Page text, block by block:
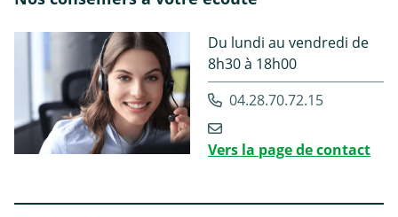
Du lundi au vendredi de
8h30 à 18h00
04.28.70.72.15
Vers la page de contact